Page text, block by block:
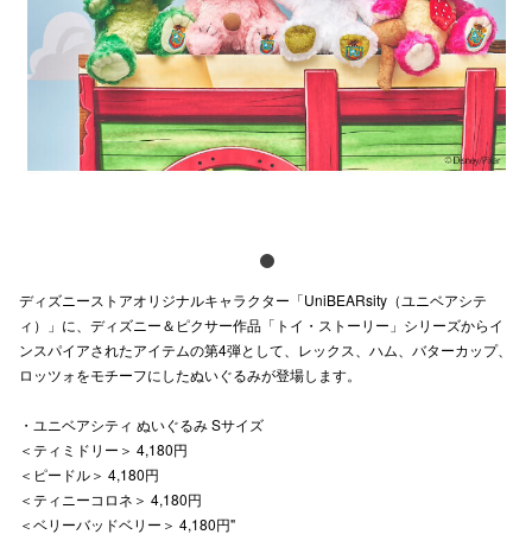
ディズニーストアオリジナルキャラクター「UniBEARsity（ユニベアシテ
ィ）」に、ディズニー＆ピクサー作品「トイ・ストーリー」シリーズからイ
ンスパイアされたアイテムの第4弾として、レックス、ハム、バターカップ、
ロッツォをモチーフにしたぬいぐるみが登場します。
・ユニベアシティ ぬいぐるみ Sサイズ
＜ティミドリー＞ 4,180円
＜ピードル＞ 4,180円
＜ティニーコロネ＞ 4,180円
＜ベリーバッドベリー＞ 4,180円"
電話で
公式SNS
プライバシ
利用規約